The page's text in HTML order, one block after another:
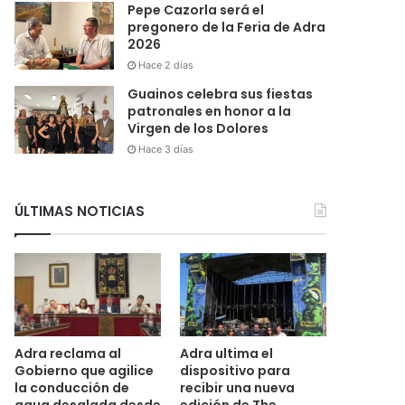
Pepe Cazorla será el
pregonero de la Feria de Adra
2026
Hace 2 días
Guainos celebra sus fiestas
patronales en honor a la
Virgen de los Dolores
Hace 3 días
ÚLTIMAS NOTICIAS
Adra reclama al
Gobierno que agilice
la conducción de
Adra ultima el
dispositivo para
recibir una nueva